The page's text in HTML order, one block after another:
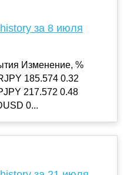
за 8 июля
Изменение, %
185.574 0.32
217.572 0.48
0...